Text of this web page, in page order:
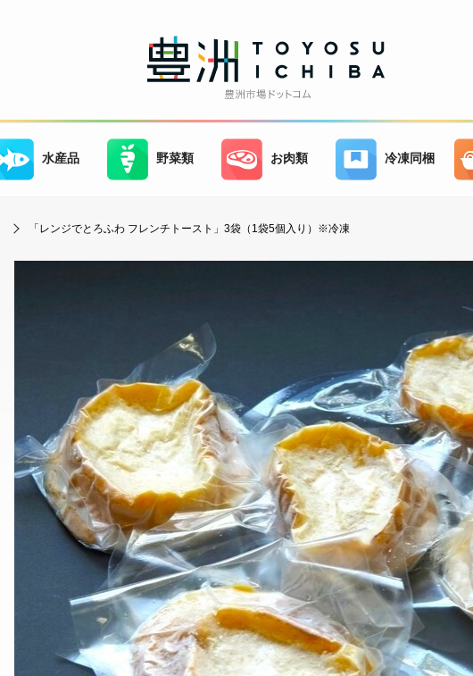
水産品 野菜類 お肉類 冷凍同梱
「レンジでとろふわ フレンチトースト」3袋（1袋5個入り）※冷凍